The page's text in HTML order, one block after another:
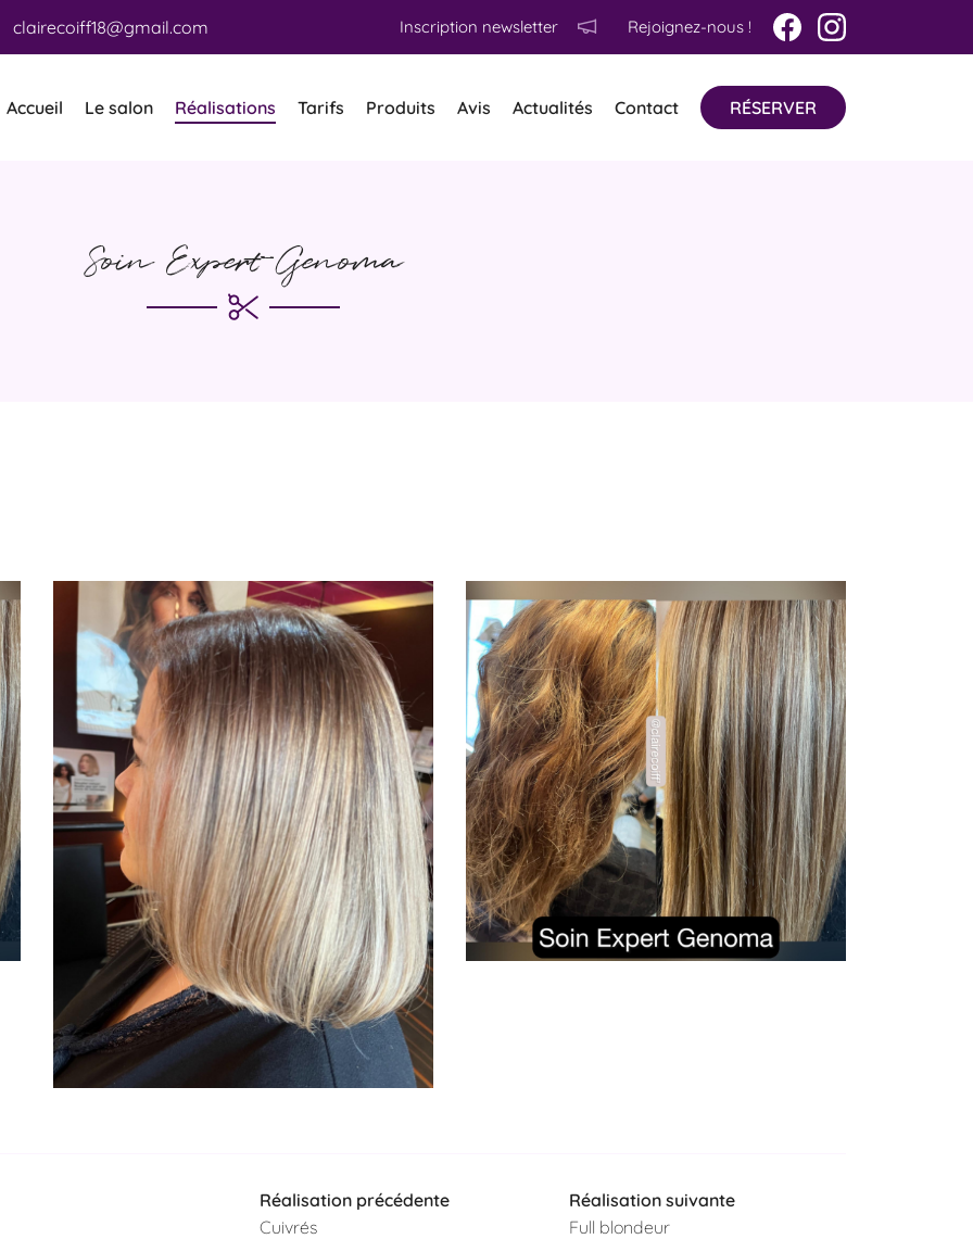
Inscription newsletter Rejoignez-nous !
Accueil Le salon Réalisations Tarifs Produits Avis Actualités Contact RÉSERVER
à
en
Soin Expert Genoma
Réalisation précédente
Cuivrés
Réalisation suivante
Full blondeur